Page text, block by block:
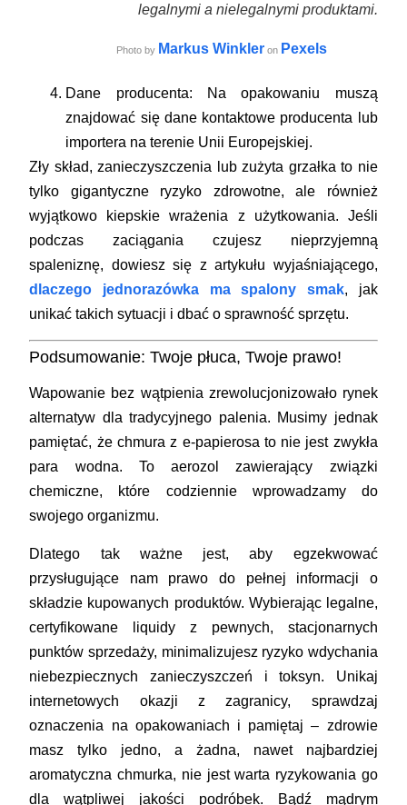
legalnymi a nielegalnymi produktami.
Photo by Markus Winkler on Pexels
Dane producenta: Na opakowaniu muszą
znajdować się dane kontaktowe producenta lub
importera na terenie Unii Europejskiej.
Zły skład, zanieczyszczenia lub zużyta grzałka to nie
tylko gigantyczne ryzyko zdrowotne, ale również
wyjątkowo kiepskie wrażenia z użytkowania. Jeśli
podczas zaciągania czujesz nieprzyjemną
spaleniznę, dowiesz się z artykułu wyjaśniającego,
dlaczego jednorazówka ma spalony smak, jak
unikać takich sytuacji i dbać o sprawność sprzętu.
Podsumowanie: Twoje płuca, Twoje prawo!
Wapowanie bez wątpienia zrewolucjonizowało rynek
alternatyw dla tradycyjnego palenia. Musimy jednak
pamiętać, że chmura z e-papierosa to nie jest zwykła
para wodna. To aerozol zawierający związki
chemiczne, które codziennie wprowadzamy do
swojego organizmu.
Dlatego tak ważne jest, aby egzekwować
przysługujące nam prawo do pełnej informacji o
składzie kupowanych produktów. Wybierając legalne,
certyfikowane liquidy z pewnych, stacjonarnych
punktów sprzedaży, minimalizujesz ryzyko wdychania
niebezpiecznych zanieczyszczeń i toksyn. Unikaj
internetowych okazji z zagranicy, sprawdzaj
oznaczenia na opakowaniach i pamiętaj – zdrowie
masz tylko jedno, a żadna, nawet najbardziej
aromatyczna chmurka, nie jest warta ryzykowania go
dla wątpliwej jakości podróbek. Bądź mądrym